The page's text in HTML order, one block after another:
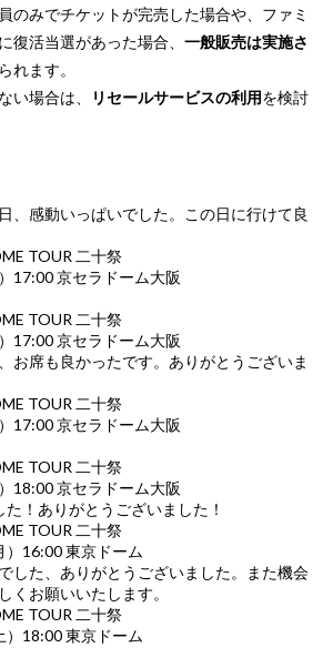
のみでチケットが完売した場合や、ファミ
復活当選があった場合、 一般販売は実施さ
れます。
い場合は、
リセールサービスの利用を検討
、感動いっぱいでした。この日に行けて良
TOUR 二十祭
17:00 京セラドーム大阪
TOUR 二十祭
17:00 京セラドーム大阪
お席も良かったです。ありがとうございま
TOUR 二十祭
17:00 京セラドーム大阪
TOUR 二十祭
18:00 京セラドーム大阪
！ありがとうございました！
TOUR 二十祭
16:00 東京ドーム
した、ありがとうございました。また機会
くお願いいたします。
TOUR 二十祭
18:00 東京ドーム